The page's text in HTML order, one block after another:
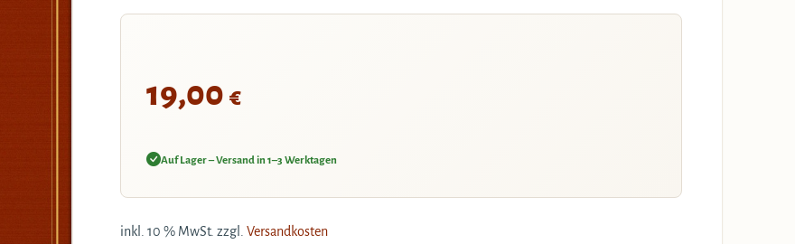
19,00 €
Auf Lager – Versand in 1–3 Werktagen
inkl. 10 % MwSt. zzgl. Versandkosten